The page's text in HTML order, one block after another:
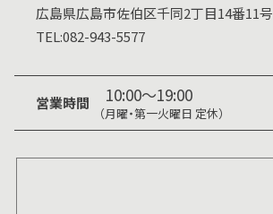
広島県広島市佐伯区千同2丁目14番11号
TEL:082-943-5577
営業時間 10:00～19:00
（月曜・第一火曜日 定休）